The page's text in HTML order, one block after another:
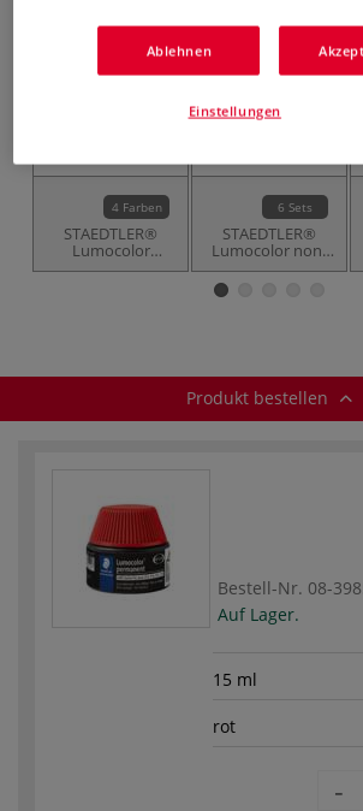
4 Farben
STAEDTLER®
Lumocolor
correctable 305
6 Sets
STAEDTLER®
Lumocolor non-
permanent
Folienschreiber-
Produkt bestellen
Bestell-Nr. 08-
Auf Lager.
15 ml
rot
-
Ablehnen
Einstellungen